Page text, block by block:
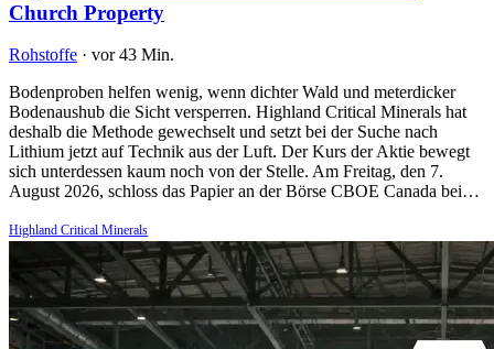
Church Property
Rohstoffe · vor 43 Min.
Bodenproben helfen wenig, wenn dichter Wald und meterdicker
Bodenaushub die Sicht versperren. Highland Critical Minerals hat
deshalb die Methode gewechselt und setzt bei der Suche nach
Lithium jetzt auf Technik aus der Luft. Der Kurs der Aktie bewegt
sich unterdessen kaum noch von der Stelle. Am Freitag, den 7.
August 2026, schloss das Papier an der Börse CBOE Canada bei…
Highland Critical Minerals